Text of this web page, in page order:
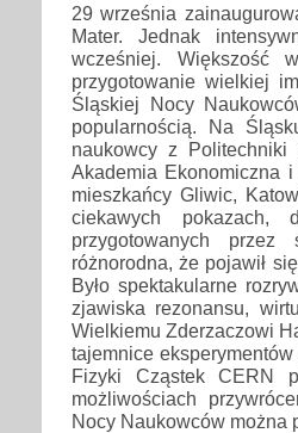
29 września
Mater. Jednak
wcześniej. Większość
przygotowanie wielkiej
Śląskiej Nocy
popularnością. Na
naukowcy z Politechniki
Akademia Ekonomiczna
mieszkańcy Gliwic,
ciekawych pokazach,
przygotowanych
różnorodna, że pojawił
Było spektakularne
zjawiska rezonansu,
Wielkiemu Zderzaczowi
tajemnice
Fizyki Cząstek CERN
możliwościach
Nocy Naukowców można